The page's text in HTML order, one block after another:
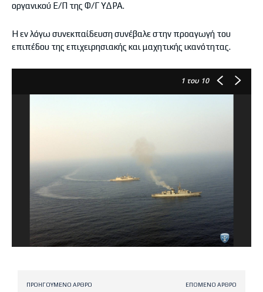
οργανικού Ε/Π της Φ/Γ ΥΔΡΑ.
Η εν λόγω συνεκπαίδευση συνέβαλε στην προαγωγή του
επιπέδου της επιχειρησιακής και μαχητικής ικανότητας.
1 του 10
ΠΡΟΗΓΟΎΜΕΝΟ ΆΡΘΡΟ ΕΠΌΜΕΝΟ ΆΡΘΡΟ